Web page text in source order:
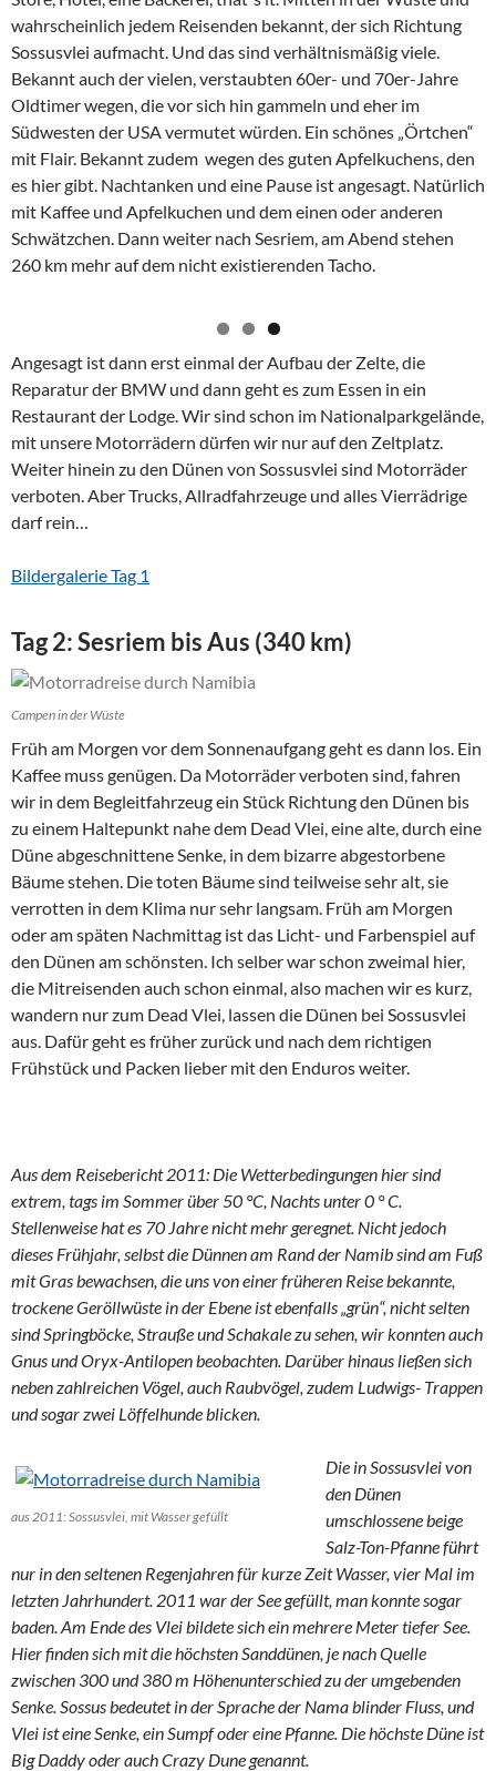
wahrscheinlich jedem Reisenden bekannt, der sich Richtung
Sossusvlei aufmacht. Und das sind verhältnismäßig viele.
Bekannt auch der vielen, verstaubten 60er- und 70er-Jahre
Oldtimer wegen, die vor sich hin gammeln und eher im
Südwesten der USA vermutet würden. Ein schönes „Örtchen“
mit Flair. Bekannt zudem wegen des guten Apfelkuchens, den
es hier gibt. Nachtanken und eine Pause ist angesagt. Natürlich
mit Kaffee und Apfelkuchen und dem einen oder anderen
Schwätzchen. Dann weiter nach Sesriem, am Abend stehen
260 km mehr auf dem nicht existierenden Tacho.
Angesagt ist dann erst einmal der Aufbau der Zelte, die
Reparatur der BMW und dann geht es zum Essen in ein
Restaurant der Lodge. Wir sind schon im Nationalparkgelände,
mit unsere Motorrädern dürfen wir nur auf den Zeltplatz.
Weiter hinein zu den Dünen von Sossusvlei sind Motorräder
verboten. Aber Trucks, Allradfahrzeuge und alles Vierrädrige
darf rein…
Bildergalerie Tag 1
Tag 2: Sesriem bis Aus (340 km)
Campen in der Wüste
Früh am Morgen vor dem Sonnenaufgang geht es dann los. Ein
Kaffee muss genügen. Da Motorräder verboten sind, fahren
wir in dem Begleitfahrzeug ein Stück Richtung den Dünen bis
zu einem Haltepunkt nahe dem Dead Vlei, eine alte, durch eine
Düne abgeschnittene Senke, in dem bizarre abgestorbene
Bäume stehen. Die toten Bäume sind teilweise sehr alt, sie
verrotten in dem Klima nur sehr langsam. Früh am Morgen
oder am späten Nachmittag ist das Licht- und Farbenspiel auf
den Dünen am schönsten. Ich selber war schon zweimal hier,
die Mitreisenden auch schon einmal, also machen wir es kurz,
wandern nur zum Dead Vlei, lassen die Dünen bei Sossusvlei
aus. Dafür geht es früher zurück und nach dem richtigen
Frühstück und Packen lieber mit den Enduros weiter.
Aus dem Reisebericht 2011: Die Wetterbedingungen hier sind
extrem, tags im Sommer über 50 °C, Nachts unter 0 ° C.
Stellenweise hat es 70 Jahre nicht mehr geregnet. Nicht jedoch
dieses Frühjahr, selbst die Dünnen am Rand der Namib sind am Fuß
mit Gras bewachsen, die uns von einer früheren Reise bekannte,
trockene Geröllwüste in der Ebene ist ebenfalls „grün“, nicht selten
sind Springböcke, Strauße und Schakale zu sehen, wir konnten auch
Gnus und Oryx-Antilopen beobachten. Darüber hinaus ließen sich
neben zahlreichen Vögel, auch Raubvögel, zudem Ludwigs- Trappen
und sogar zwei Löffelhunde blicken.
aus 2011: Sossusvlei, mit Wasser gefüllt
Die in Sossusvlei von
den Dünen
umschlossene beige
Salz-Ton-Pfanne führt
nur in den seltenen Regenjahren für kurze Zeit Wasser, vier Mal im
letzten Jahrhundert. 2011 war der See gefüllt, man konnte sogar
baden. Am Ende des Vlei bildete sich ein mehrere Meter tiefer See.
Hier finden sich mit die höchsten Sanddünen, je nach Quelle
zwischen 300 und 380 m Höhenunterschied zu der umgebenden
Senke. Sossus bedeutet in der Sprache der Nama blinder Fluss, und
Vlei ist eine Senke, ein Sumpf oder eine Pfanne. Die höchste Düne ist
Big Daddy oder auch Crazy Dune genannt.